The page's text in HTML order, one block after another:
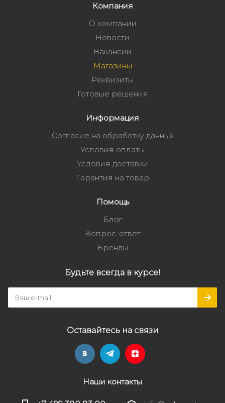
Компания
О компании
Новости
Вакансии
Магазины
Реквизиты
Готовые решения
Информация
Согласие на обработку данных
Условия оплаты
Условия доставки
Гарантия на товар
Помощь
Блог
Вопрос-ответ
Бренды
Будьте всегда в курсе!
Оставайтесь на связи
Наши контакты